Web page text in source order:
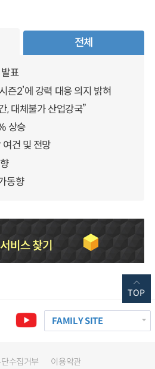
전체
표
즌2’에 강력 대응 의지 밝혀
, 대체불가 산업강국”
상승
건 및 전망
동향
FAMILY SITE
수집거부 이용약관
TOP